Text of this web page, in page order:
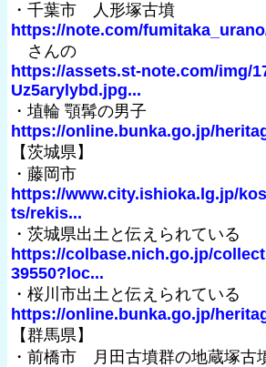
・千葉市 人形塚古墳
https://note.com/
さんの
https://assets.st-note.com/img/
Uz5arylybd.jpg...
・埴輪 顎髯の男子
https://online.bunka.go.jp/
【茨城県】
・藤岡市
https://www.city.ishioka.lg.jp/
ts/rekis...
・茨城県出土と伝えられている
https://colbase.nich.go.jp/
39550?loc...
・桜川市出土と伝えられている
https://online.bunka.go.jp/
【群馬県】
・前橋市 月田古墳群の地蔵塚